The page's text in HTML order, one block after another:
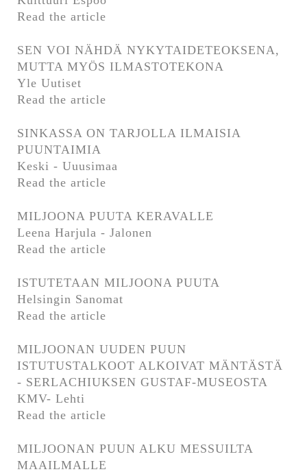
Read the article
SEN VOI NÄHDÄ NYKYTAIDETEOKSENA,
MUTTA MYÖS ILMASTOTEKONA
Yle Uutiset
Read the article
SINKASSA ON TARJOLLA ILMAISIA
PUUNTAIMIA
Keski - Uuusimaa
Read the article
MILJOONA PUUTA KERAVALLE
Leena Harjula - Jalonen
Read the article
ISTUTETAAN MILJOONA PUUTA
Helsingin Sanomat
Read the article
MILJOONAN UUDEN PUUN
ISTUTUSTALKOOT ALKOIVAT MÄNTÄSTÄ
- SERLACHIUKSEN GUSTAF-MUSEOSTA
KMV- Lehti
Read the article
MILJOONAN PUUN ALKU MESSUILTA
MAAILMALLE